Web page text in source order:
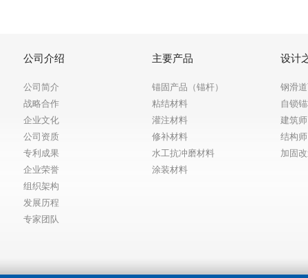
公司介绍
公司简介
战略合作
企业文化
公司资质
专利成果
企业荣誉
组织架构
发展历程
专家团队
主要产品
锚固产品（锚杆）
粘结材料
灌注材料
修补材料
水工抗冲磨材料
涂装材料
设计
钢滑
自锁
建筑
结构
加固